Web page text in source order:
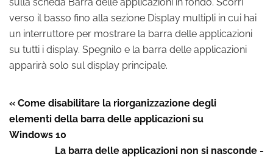
verso il basso fino alla sezione Display multipli in cui hai
un interruttore per mostrare la barra delle applicazioni
su tutti i display. Spegnilo e la barra delle applicazioni
apparirà solo sul display principale.
« Come disabilitare la riorganizzazione degli
elementi della barra delle applicazioni su
Windows 10
La barra delle applicazioni non si nasconde -